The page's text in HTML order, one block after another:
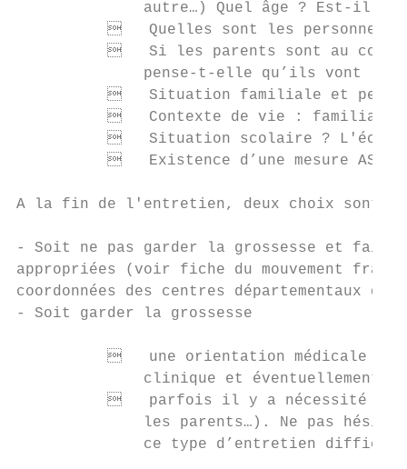
autre…) Quel âge ? Est-il
   Quelles sont les personnes
   Si les parents sont au
pense-t-elle qu’ils vont
   Situation familiale et
   Contexte de vie :
   Situation scolaire ?
   Existence d’une mesure ASE,
A la fin de l'entretien, deux choix sont
- Soit ne pas garder la grossesse et faire
appropriées (voir fiche du mouvement
coordonnées des centres départementaux
- Soit garder la grossesse
   une orientation médicale
clinique et éventuellement
   parfois il y a nécessité
les parents…). Ne pas
ce type d’entretien